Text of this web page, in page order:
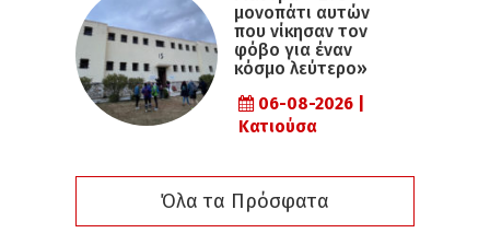
μονοπάτι αυτών
που νίκησαν τον
φόβο για έναν
κόσμο λεύτερο»
06-08-2026 |
Κατιούσα
Όλα τα Πρόσφατα